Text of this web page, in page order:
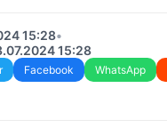
15:28•
15:28
Facebook WhatsApp